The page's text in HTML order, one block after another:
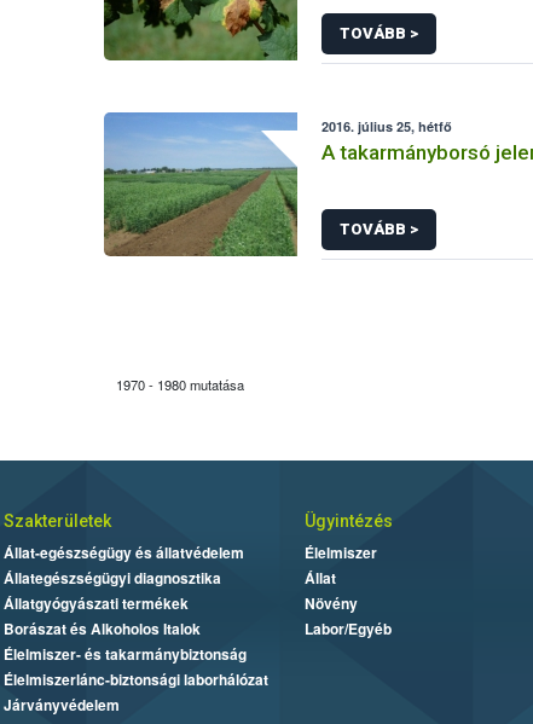
baktérium
TOVÁBB >
2016. július 25, hétfő
A takarmányborsó
TOVÁBB >
1970 - 1980 mutatása
Szakterületek
Állat-egészségügy és állatvédelem
Állategészségügyi diagnosztika
Állatgyógyászati termékek
Borászat és Alkoholos Italok
Élelmiszer- és takarmánybiztonság
Élelmiszerlánc-biztonsági laborhálózat
Járványvédelem
Ügyintézés
Élelmiszer
Állat
Növény
Labor/Egyéb